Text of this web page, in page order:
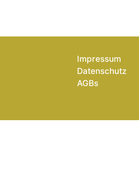
Impressum
Datenschutz
AGBs